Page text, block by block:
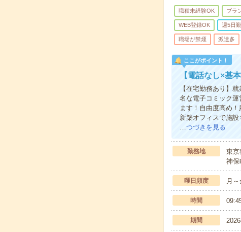
職種未経験OK ブラ
WEB登録OK 週5日
職場が禁煙 派遣多
ここがポイント！
【電話なし×基
【在宅勤務あり】
名な電子コミック
ます！自由度高め
新築オフィスで施
…つづきを見る
勤務地
東京
神保
曜日頻度 月
時間
期間